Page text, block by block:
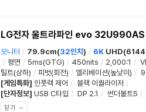
LG전자 울트라파인 evo 32U990AS
모니터 / 79.9cm(32인치 ) / 6K
/ 평면 / 5ms(GTG) / 450nits / 2,000:1 /
틸트(상하) / 피벗(회전) / 엘리베이션(높낮이) /
[게임특화] 인풋랙 제어 / 블랙 이퀄라이저 /
[단자정보] USB C타입 / DP 2.1 / 썬더볼트5 /
닫기